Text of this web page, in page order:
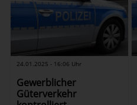
24.01.2025 - 16:06 Uhr
Gewerblicher
Güterverkehr